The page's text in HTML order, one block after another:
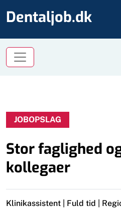
Dentaljob.dk
JOBOPSLAG
Stor faglighed
kollegaer
Klinikassistent | Fuld tid |